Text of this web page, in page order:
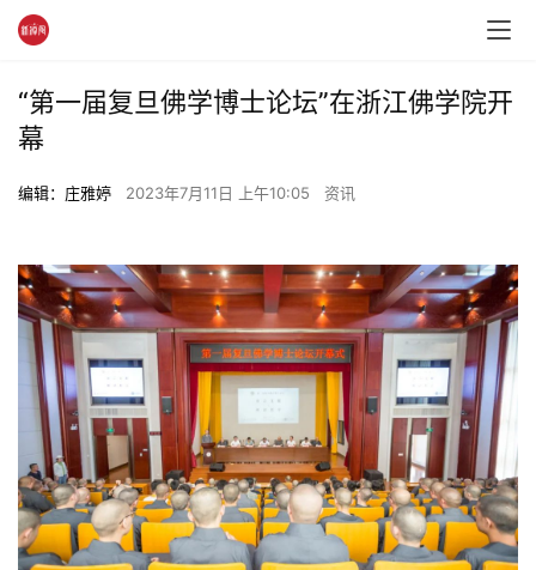
“第一届复旦佛学博士论坛”在浙江佛学院开
幕
编辑：庄雅婷 2023年7月11日 上午10:05 资讯